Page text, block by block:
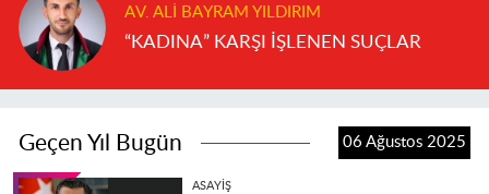
AV. ALI BAYRAM YILDIRIM
“KADINA” KARŞI İŞLENEN SUÇLAR
Geçen Yıl Bugün 06 Ağustos 2025
ASAYIŞ